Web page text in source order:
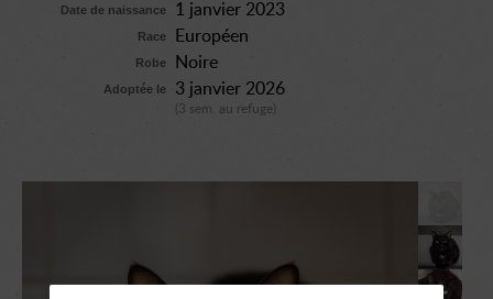
Date de naissance 1 janvier 2023
Race Européen
Robe Noire
Adoptée le 3 janvier 2026
(3 sem. au refuge)